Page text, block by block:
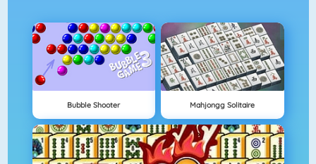
Bubble Shooter Mahjongg Solitaire